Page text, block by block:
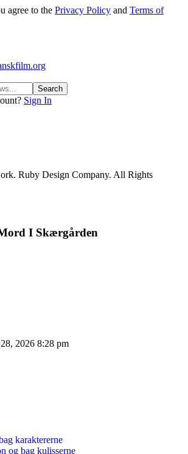
agree to the Privacy Policy and Terms of
Sign In
Ruby Design Company. All Rights
I Skærgården
2026 8:28 pm
karaktererne
og bag kulisserne